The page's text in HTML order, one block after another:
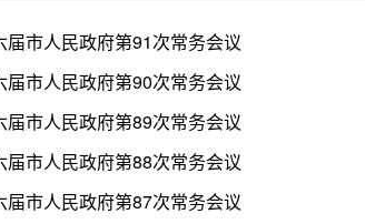
届市人民政府第91次常务会议
届市人民政府第90次常务会议
届市人民政府第89次常务会议
届市人民政府第88次常务会议
届市人民政府第87次常务会议